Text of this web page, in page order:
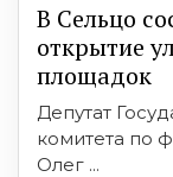
В Сельцо
открытие
площадок
Депутат
комитета по
Олег ...